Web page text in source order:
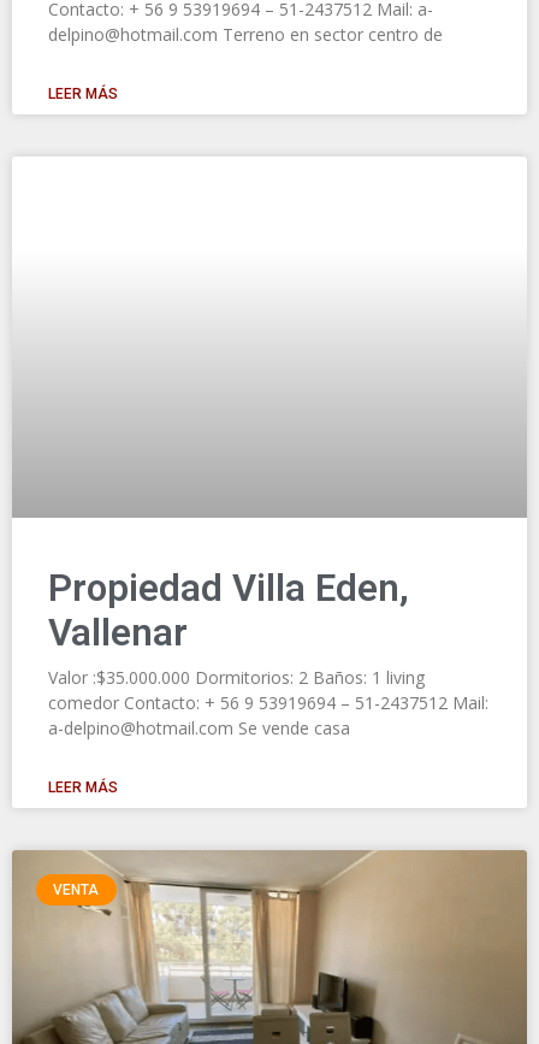
Contacto: + 56 9 53919694 – 51-2437512 Mail: a-
delpino@hotmail.com Terreno en sector centro de
LEER MÁS
Propiedad Villa Eden,
Vallenar
Valor :$35.000.000 Dormitorios: 2 Baños: 1 living
comedor Contacto: + 56 9 53919694 – 51-2437512 Mail:
a-delpino@hotmail.com Se vende casa
LEER MÁS
VENTA